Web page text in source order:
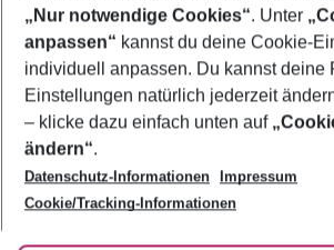
Footer
Footer navigation
Über uns
AGB
Bestpreisgarantie
Cookie-Einstellungen ändern
Cookie-Richtlinie
Agenturbetreuung
Barrierefreies Reisen
Folge uns
„Nur notwendige Cookies“. Unter
anpassen“ kannst du deine Cookie-
individuell anpassen. Du kannst deine
Einstellungen natürlich jederzeit
– klicke dazu einfach unten auf
ändern“.
Datenschutz-Informationen
Impressum
Cookie/Tracking-Informationen